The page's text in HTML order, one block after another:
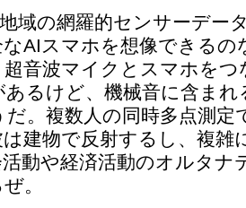
地域の網羅的センサーデー
AIスマホを想像できるの
超音波マイクとスマホを
るけど、機械音に含ま
。複数人の同時多点測定
建物で反射するし、複雑
動や経済活動のオルタナ
。